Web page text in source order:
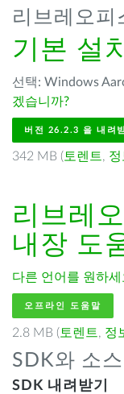
리브레오피
기본 설
선택: Windows
겠습니까?
버전 26.2.3 을 내려받
342 MB ( 토렌트, 정
리브레
내장 도
다른 언어를 원하세
오프라인 도움말
2.8 MB ( 토렌트, 정
SDK와 소
SDK 내려받기